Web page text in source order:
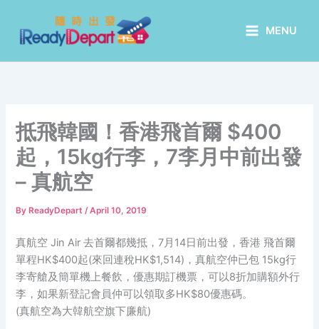
content
MENU
抵飛韓國！香港飛首爾 $400
起，15kg行李，7李月中前出發
– 真航空
By ReadyDepart/April 10, 2019
真航空 Jin Air 去首爾都幾抵，7月14日前出發，香港 飛首爾
單程HK$400起(來回連稅HK$1,514)，真航空仲已包 15kg行
李寄艙及簡單機上餐飲，優惠期訂機票，可以8折加購額外行
李，如果新登記會員仲可以領取多HK$80優惠碼。
(真航空為大韓航空旗下廉航)